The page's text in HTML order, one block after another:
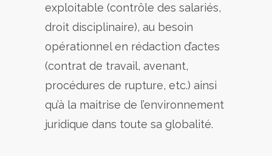
exploitable (contrôle des salariés,
droit disciplinaire), au besoin
opérationnel en rédaction d’actes
(contrat de travail, avenant,
procédures de rupture, etc.) ainsi
qu’à la maitrise de l’environnement
juridique dans toute sa globalité.